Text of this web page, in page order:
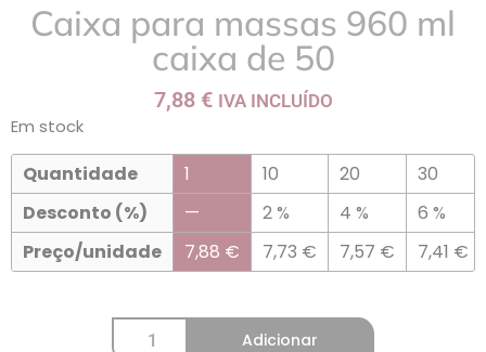
Caixa para massas 960 ml
caixa de 50
7,88 € IVA INCLUÍDO
Em stock
Quantidade
Desconto (%)
Preço/unidade
1
—
7,88 €
10
2 %
7,73 €
20
4 %
7,57 €
30
6 %
7,41 €
Adicionar